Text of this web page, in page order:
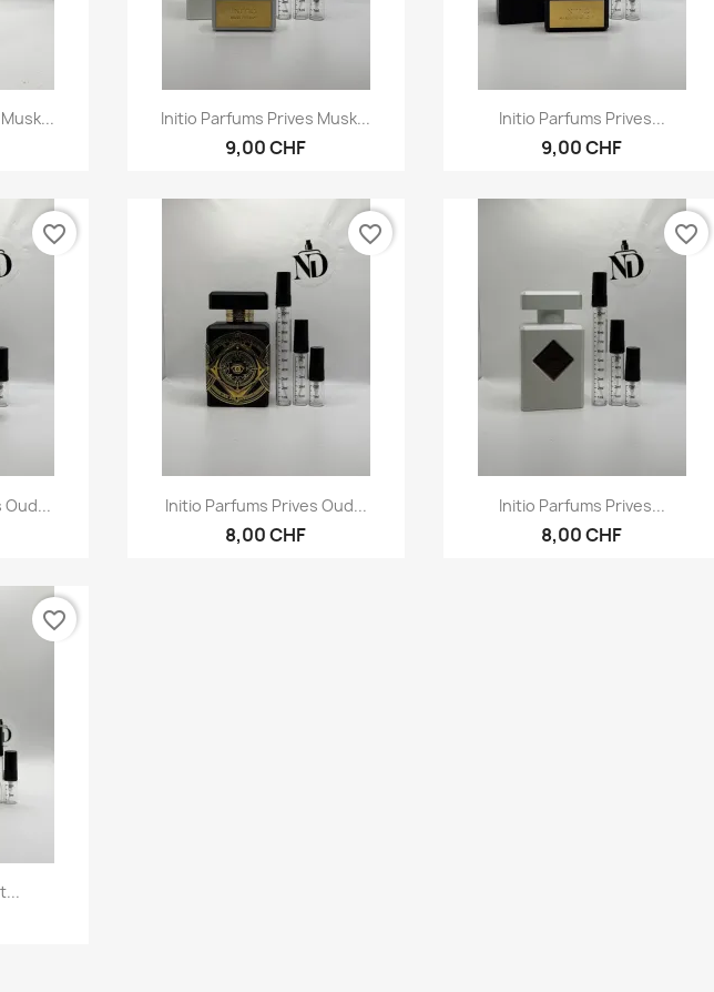
Vorschau
Initio Parfums Prives Musk...
9,00 CHF
Vorschau
Initio Parfums Prives...
9,00 CHF
Oud...
favorite_border
Vorschau
Initio Parfums Prives Oud...
8,00 CHF
favorite_border
Vorschau
Initio Parfums Prives...
8,00 CHF
favorite_border
favorite_border